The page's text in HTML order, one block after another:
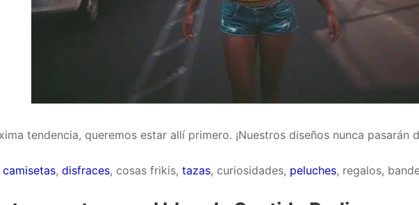
tendencia, queremos estar allí primero. ¡Nuestros diseños nunca pasarán
camisetas, disfraces, cosas frikis, tazas, curiosidades, peluches, regalos,